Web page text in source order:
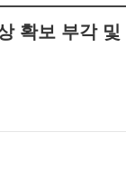
작 '이클립스: ...
확보 부각